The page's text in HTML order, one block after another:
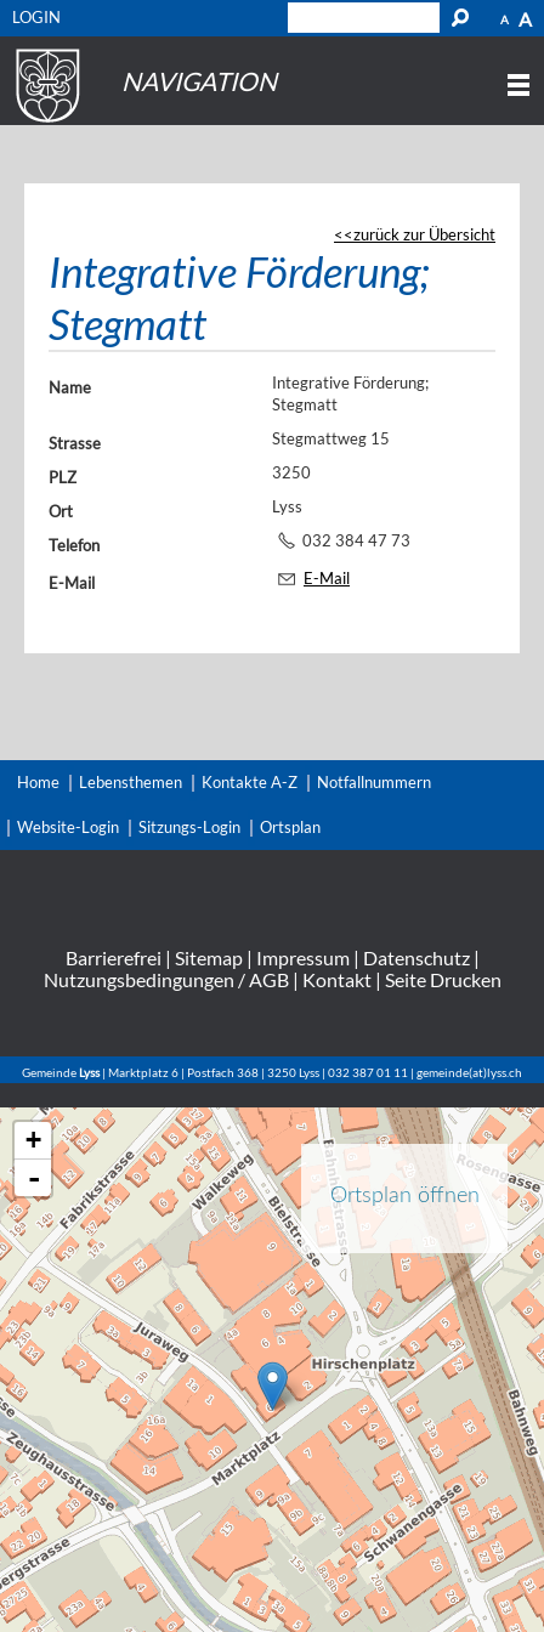
A A
LOGIN
NAVIGATION
zurück zur Übersicht
Integrative Förderung;
Stegmatt
Name
Integrative Förderung;
Stegmatt
Strasse
Stegmattweg 15
PLZ
3250
Ort
Lyss
Telefon
032 384 47 73
E-Mail E-Mail
Home Lebensthemen Kontakte A-Z Notfallnummern
Website-Login Sitzungs-Login Ortsplan
Barrierefrei | Sitemap| Impressum| Datenschutz|
Nutzungsbedingungen / AGB| Kontakt| Seite Drucken
GemeindeLyss| Marktplatz 6 | Postfach 368 | 3250 Lyss | 032 387 01 11 | gemeinde(at)lyss.ch